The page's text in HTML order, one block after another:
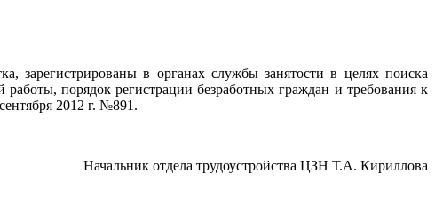
зарегистрированы в органах службы занятости в целях поиска
порядок регистрации безработных граждан и требования к
2012 г. №891.
Начальник отдела трудоустройства ЦЗН Т.А. Кириллова